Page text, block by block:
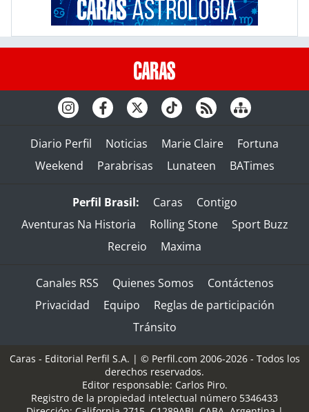
Diario Perfil Noticias Marie Claire
Fortuna
Weekend
Parabrisas Lunateen BATimes
Perfil Brasil: Caras
Contigo
Aventuras Na Historia
Rolling Stone
Sport Buzz
Recreio
Maxima
Canales RSS Quienes Somos
Contáctenos
Privacidad
Equipo
Reglas de participación
Tránsito
Caras - Editorial Perfil S.A. | © Perfil.com 2006-2026 - Todos los
derechos reservados.
Editor responsable: Carlos Piro.
Registro de la propiedad intelectual número 5346433